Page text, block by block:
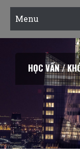
Menu
KHAI VẤN /